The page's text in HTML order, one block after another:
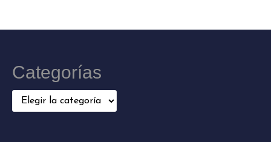
Categorías
Categorías